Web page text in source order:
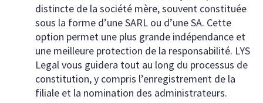
distincte de la société mère, souvent constituée
sous la forme d’une SARL ou d’une SA. Cette
option permet une plus grande indépendance et
une meilleure protection de la responsabilité. LYS
Legal vous guidera tout au long du processus de
constitution, y compris l’enregistrement de la
filiale et la nomination des administrateurs.